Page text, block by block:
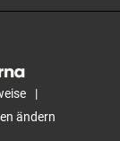
ändern